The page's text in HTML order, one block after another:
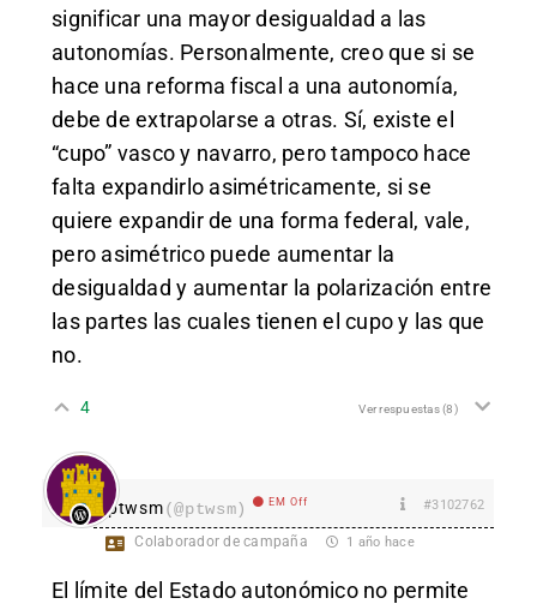
significar una mayor desigualdad a las
autonomías. Personalmente, creo que si se
hace una reforma fiscal a una autonomía,
debe de extrapolarse a otras. Sí, existe el
“cupo” vasco y navarro, pero tampoco hace
falta expandirlo asimétricamente, si se
quiere expandir de una forma federal, vale,
pero asimétrico puede aumentar la
desigualdad y aumentar la polarización entre
las partes las cuales tienen el cupo y las que
no.
4 Ver respuestas(8)
ptwsm(@ptwsm) EM Off #3102762
Colaborador de campaña 1 año hace
El límite del Estado autonómico no permite